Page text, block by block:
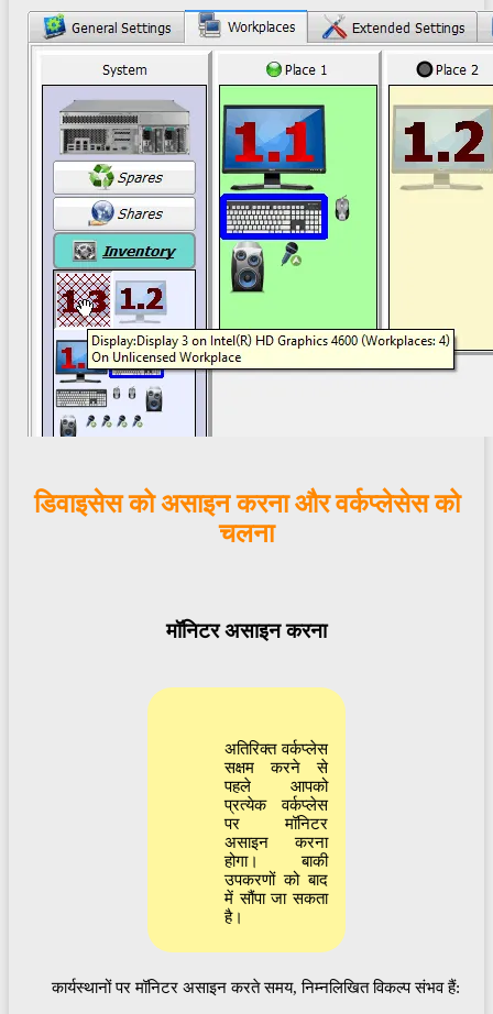
डिवाइसेस को असाइन करना और वर्कप्लेसेस को
चलना
मॉनिटर असाइन करना
अतिरिक्त वर्कप्लेस
सक्षम करने से
पहले आपको
प्रत्येक वर्कप्लेस
पर मॉनिटर
असाइन करना
होगा। बाकी
उपकरणों को बाद
में सौंपा जा सकता
है।
कार्यस्थानों पर मॉनिटर असाइन करते समय, निम्नलिखित विकल्प संभव हैं: